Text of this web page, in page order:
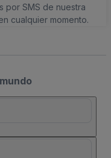
por SMS de nuestra
cualquier momento.